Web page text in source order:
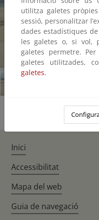
utilitza galetes
sessió, personalitzar
dades estadístiques
les galetes o, si vol,
galetes permetre.
galetes utilitzades,
galetes.
Inici
Accessibilitat
Mapa del web
Guia de navegació